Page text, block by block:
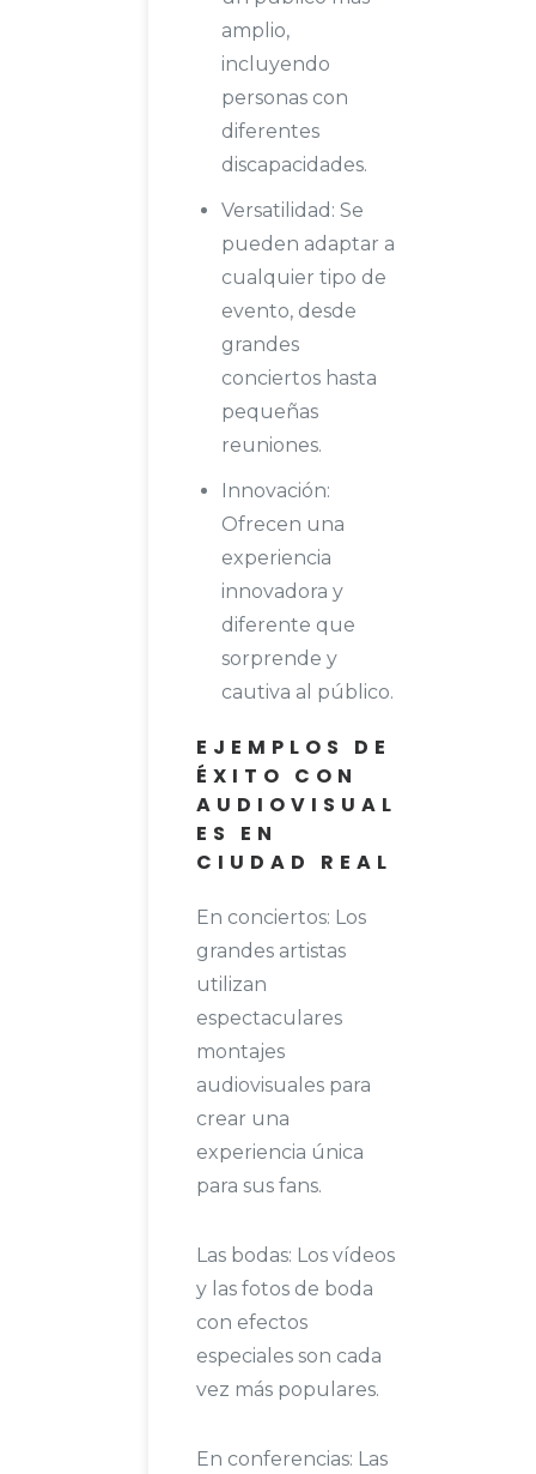
amplio,
incluyendo
personas con
diferentes
discapacidades.
Versatilidad: Se
pueden adaptar a
cualquier tipo de
evento, desde
grandes
conciertos hasta
pequeñas
reuniones.
Innovación:
Ofrecen una
experiencia
innovadora y
diferente que
sorprende y
cautiva al público.
EJEMPLOS DE
ÉXITO CON
AUDIOVISUAL
ES EN
CIUDAD REAL
En conciertos: Los
grandes artistas
utilizan
espectaculares
montajes
audiovisuales para
crear una
experiencia única
para sus fans.
Las bodas: Los vídeos
y las fotos de boda
con efectos
especiales son cada
vez más populares.
En conferencias: Las